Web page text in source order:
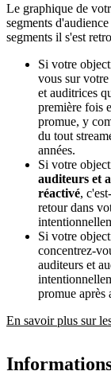
Le graphique de
segments
segments il s'est
Si votre
vous sur votre
et auditrices
première fois
promue, y
du tout
années.
Si votre
auditeurs et
réactivé,
retour dans
Si votre
concentrez-
auditeurs et
promue après
En savoir plus sur